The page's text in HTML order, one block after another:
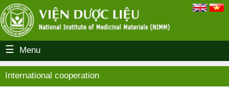
Menu
International cooperation